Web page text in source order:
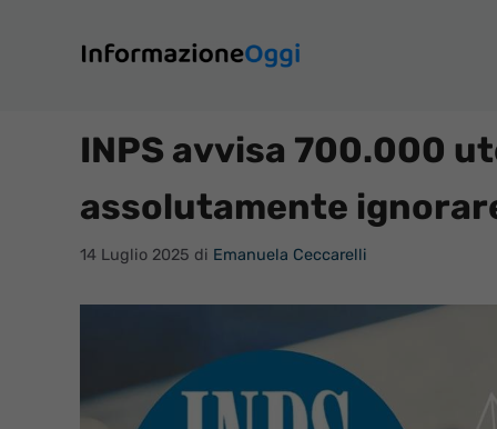
contenuto
INPS avvisa 700.000
assolutamente
14 Luglio 2025 di Emanuela Ceccarelli